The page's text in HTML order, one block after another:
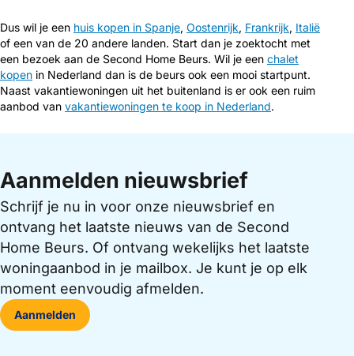
Dus wil je een huis kopen in Spanje, Oostenrijk, Frankrijk, Italië
of een van de 20 andere landen. Start dan je zoektocht met
een bezoek aan de Second Home Beurs. Wil je een chalet
kopen in Nederland dan is de beurs ook een mooi startpunt.
Naast vakantiewoningen uit het buitenland is er ook een ruim
aanbod van vakantiewoningen te koop in Nederland.
Aanmelden nieuwsbrief
Schrijf je nu in voor onze nieuwsbrief en
ontvang het laatste nieuws van de Second
Home Beurs. Of ontvang wekelijks het laatste
woningaanbod in je mailbox. Je kunt je op elk
moment eenvoudig afmelden.
Aanmelden